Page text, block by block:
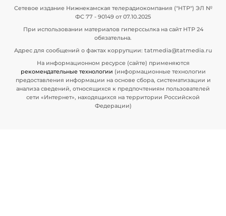
Сетевое издание Нижнекамская телерадиокомпания ("НТР") ЭЛ №
ФС 77 - 90149 от 07.10.2025
При использовании материалов гиперссылка на сайт НТР 24
обязательна.
Адрес для сообщений о фактах коррупции: tatmedia@tatmedia.ru
На информационном ресурсе (сайте) применяются
рекомендательные технологии (информационные технологии
предоставления информации на основе сбора, систематизации и
анализа сведений, относящихся к предпочтениям пользователей
сети «Интернет», находящихся на территории Российской
Федерации)